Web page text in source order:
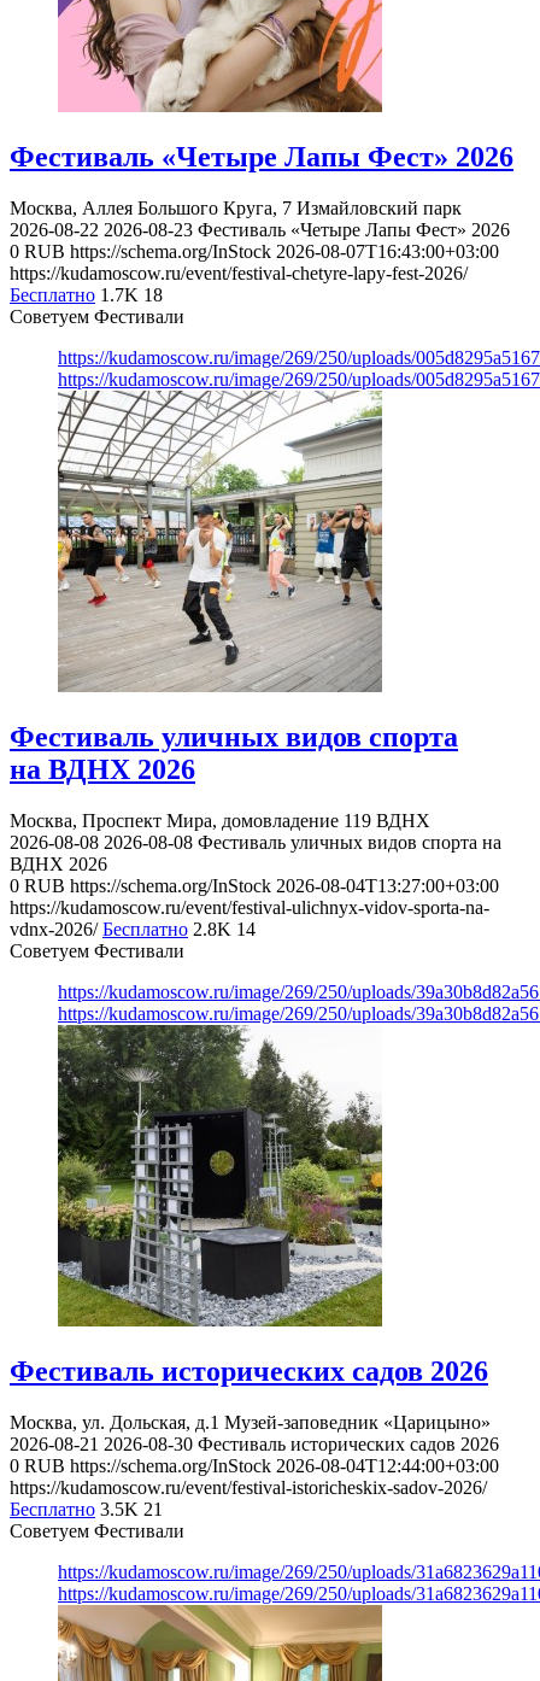
Фестиваль «Четыре Лапы Фест» 2026
Москва, Аллея Большого Круга, 7 Измайловский парк
2026-08-22 2026-08-23 Фестиваль «Четыре Лапы Фест» 2026
0 RUB https://schema.org/InStock 2026-08-07T16:43:00+03:00
https://kudamoscow.ru/event/festival-chetyre-lapy-fest-2026/
Бесплатно 1.7K 18
Советуем Фестивали
https://kudamoscow.ru/image/269/250/uploads/
https://kudamoscow.ru/image/269/250/uploads/
Фестиваль уличных видов спорта
на ВДНХ 2026
Москва, Проспект Мира, домовладение 119 ВДНХ
2026-08-08 2026-08-08 Фестиваль уличных видов спорта на
ВДНХ 2026
0 RUB https://schema.org/InStock 2026-08-04T13:27:00+03:00
https://kudamoscow.ru/event/festival-ulichnyx-vidov-sporta-na-
vdnx-2026/ Бесплатно 2.8K 14
Советуем Фестивали
https://kudamoscow.ru/image/269/250/uploads/
https://kudamoscow.ru/image/269/250/uploads/
Фестиваль исторических садов 2026
Москва, ул. Дольская, д.1 Музей-заповедник «Царицыно»
2026-08-21 2026-08-30 Фестиваль исторических садов 2026
0 RUB https://schema.org/InStock 2026-08-04T12:44:00+03:00
https://kudamoscow.ru/event/festival-istoricheskix-sadov-2026/
Бесплатно 3.5K 21
Советуем Фестивали
https://kudamoscow.ru/image/269/250/uploads/
https://kudamoscow.ru/image/269/250/uploads/